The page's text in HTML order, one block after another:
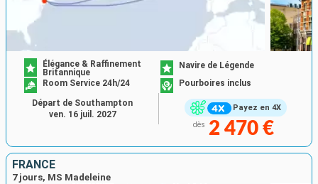
Payez en 4X
Élégance & Raffinement
Britannique
Navire de Légende
Room Service 24h/24
Pourboires inclus
dès 2 470 €
Départ de Southampton
ven. 16 juil. 2027
FRANCE
7 jours, MS Madeleine